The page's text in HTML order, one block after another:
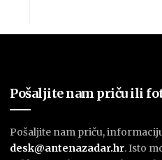
Pošaljite nam priču ili
Pošaljite nam priču,
desk@antenazadar.hr. Isto